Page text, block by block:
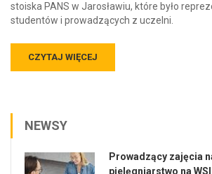
stoiska PANS w Jarosławiu, które było
studentów i prowadzących z uczelni.
CZYTAJ WIĘCEJ
NEWSY
Prowadzący zajęcia
pielęgniarstwo na